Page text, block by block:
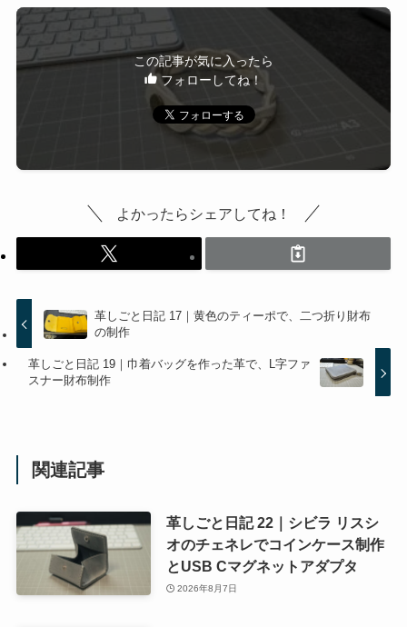
この記事が気に入ったら
フォローしてね！
よかったらシェアしてね！
革しごと日記 17｜黄色のティーポで、二つ折り財布
の制作
革しごと日記 19｜巾着バッグを作った革で、L字ファ
スナー財布制作
関連記事
革しごと日記 22｜シビラ リスシ
オのチェネレでコインケース制作
とUSB Cマグネットアダプタ
2026年8月7日